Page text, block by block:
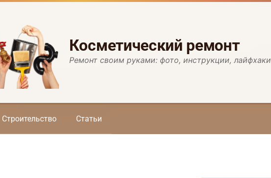
Косметический ремонт
Ремонт своим руками: фото, инструкции, лайфхаки
Строительство Статьи